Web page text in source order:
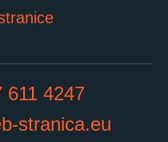
611 4247
stranica.eu